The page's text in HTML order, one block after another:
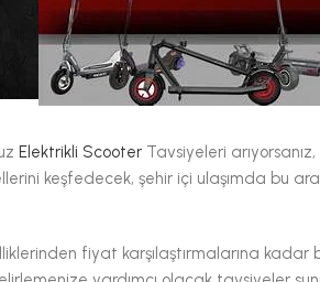
Elektrikli Scooter Tavsiyeleri
keşfedecek, şehir içi ulaşımda bu
fiyat karşılaştırmalarına kadar